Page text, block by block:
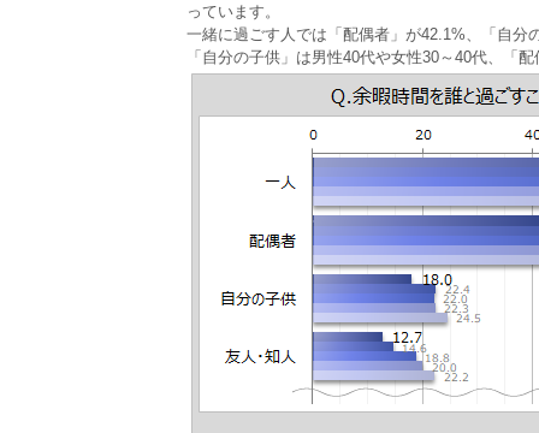
っています。
一緒に過ごす人では「配偶者」が42.1%、「自
「自分の子供」は男性40代や女性30～40代、「